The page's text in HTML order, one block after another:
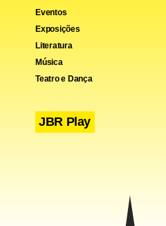
Eventos
Exposições
Literatura
Música
Teatro e Dança
JBR Play